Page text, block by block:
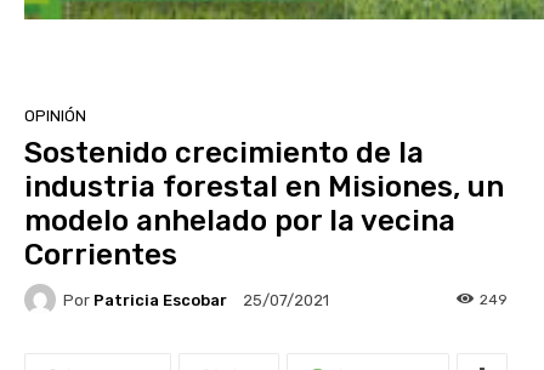
OPINIÓN
Sostenido crecimiento de la
industria forestal en Misiones, un
modelo anhelado por la vecina
Corrientes
Por Patricia Escobar 25/07/2021 249